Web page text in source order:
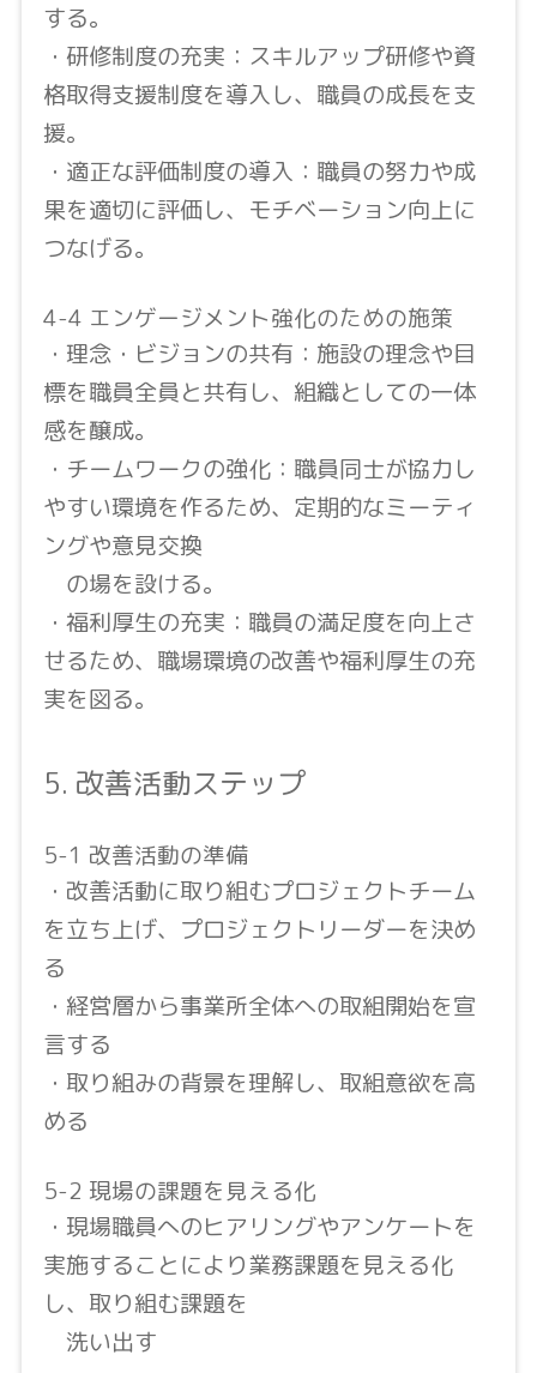
する。
・研修制度の充実：スキルアップ研修や資
格取得支援制度を導入し、職員の成長を支
援。
・適正な評価制度の導入：職員の努力や成
果を適切に評価し、モチベーション向上に
つなげる。
4-4 エンゲージメント強化のための施策
・理念・ビジョンの共有：施設の理念や目
標を職員全員と共有し、組織としての一体
感を醸成。
・チームワークの強化：職員同士が協力し
やすい環境を作るため、定期的なミーティ
ングや意見交換
の場を設ける。
・福利厚生の充実：職員の満足度を向上さ
せるため、職場環境の改善や福利厚生の充
実を図る。
5. 改善活動ステップ
5-1 改善活動の準備
・改善活動に取り組むプロジェクトチーム
を立ち上げ、プロジェクトリーダーを決め
る
・経営層から事業所全体への取組開始を宣
言する
・取り組みの背景を理解し、取組意欲を高
める
5-2 現場の課題を見える化
・現場職員へのヒアリングやアンケートを
実施することにより業務課題を見える化
し、取り組む課題を
洗い出す